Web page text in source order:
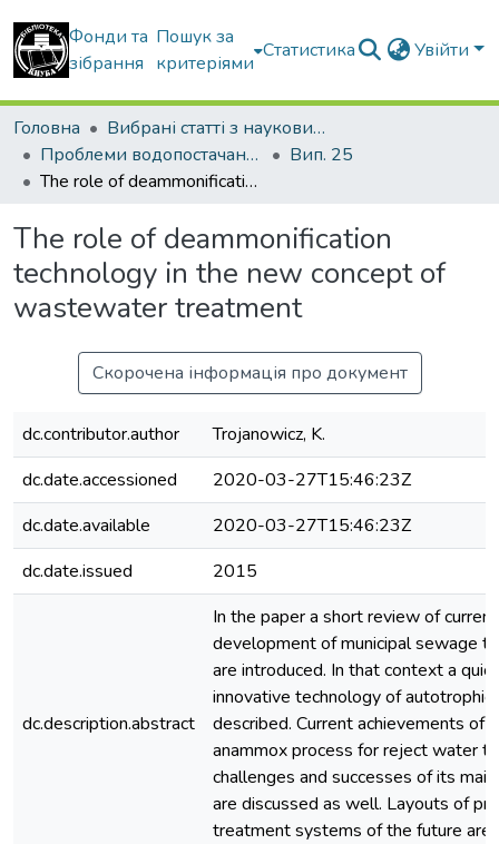
Фонди та
зібрання
Пошук за
критеріями
Статистика Увійти
Головна
Вибрані статті з наукових збірників КНУБА
Проблеми водопостачання, водовідведення та гідравліки
Вип. 25
The role of deammonification technology in the new concept of wastewater treatment
The role of deammonification
technology in the new concept of
wastewater treatment
Скорочена інформація про документ
dc.contributor.author
Trojanowicz, K.
dc.date.accessioned
2020-03-27T15:46:23Z
dc.date.available
2020-03-27T15:46:23Z
dc.date.issued
2015
dc.description.abstract
In the paper a short review of
development of municipal sewage
are introduced. In that context a
innovative technology of autotrophic
described. Current achievements of
anammox process for reject water
challenges and successes of its
are discussed as well. Layouts of
treatment systems of the future are